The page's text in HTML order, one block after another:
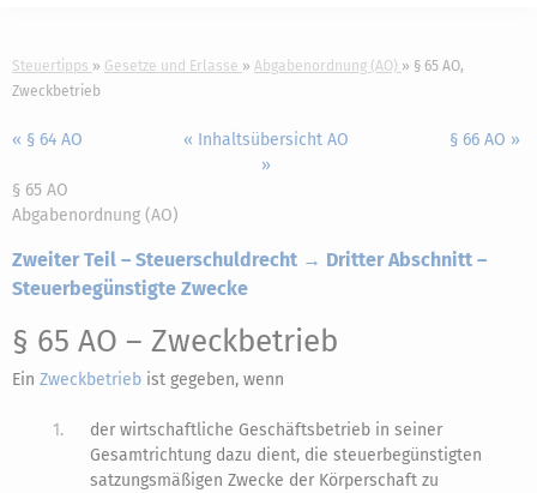
Steuertipps Gesetze und Erlasse Abgabenordnung (AO)
§ 65 AO,
Zweckbetrieb
« § 64 AO
« Inhaltsübersicht AO
»
§ 66 AO »
§ 65 AO
Abgabenordnung (AO)
Zweiter Teil – Steuerschuldrecht → Dritter Abschnitt –
Steuerbegünstigte Zwecke
§ 65 AO – Zweckbetrieb
Ein Zweckbetrieb ist gegeben, wenn
1.
der wirtschaftliche Geschäftsbetrieb in seiner
Gesamtrichtung dazu dient, die steuerbegünstigten
satzungsmäßigen Zwecke der Körperschaft zu